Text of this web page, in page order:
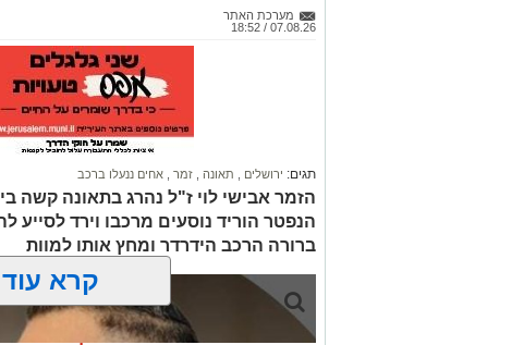
מערכת האתר
07.08.26 / 18:52
תגים: ירושלים תאונה זמר אחים ננעלו ברכב
הזמר אבישי לוי ז"ל נהרג בתאונה קשה
הנפטר הוריד נוסעים מרכבו וירד
ברורה הרכב הידרדר ומחץ אותו למוות
קרא עוד